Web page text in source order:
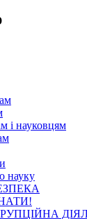
і науковцям
науку